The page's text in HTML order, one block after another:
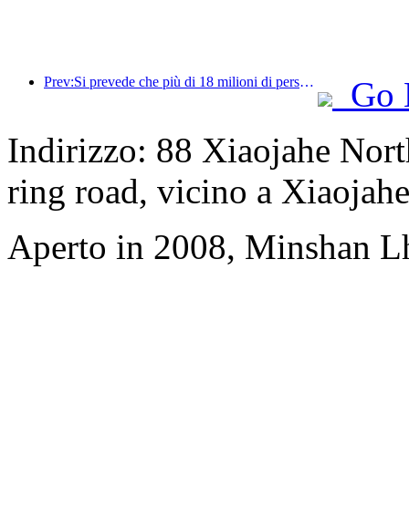
Prev:Si prevede che più di 18 milioni di persone entreranno e usciranno dal Paese durante i 9 giorni di festività della Festa di Primavera.
Go
Indirizzo: 88 Xiaojahe
ring road, vicino a
Aperto in 2008, Minshan